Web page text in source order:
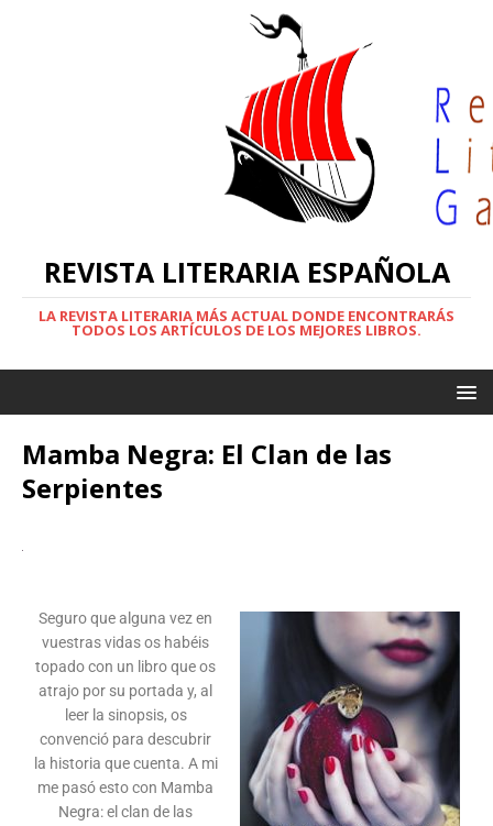
REVISTA LITERARIA ESPAÑOLA
LA REVISTA LITERARIA MÁS ACTUAL DONDE ENCONTRARÁS
TODOS LOS ARTÍCULOS DE LOS MEJORES LIBROS.
Mamba Negra: El Clan de las
Serpientes
Seguro que alguna vez en
vuestras vidas os habéis
topado con un libro que os
atrajo por su portada y, al
leer la sinopsis, os
convenció para descubrir
la historia que cuenta. A mi
me pasó esto con Mamba
Negra: el clan de las